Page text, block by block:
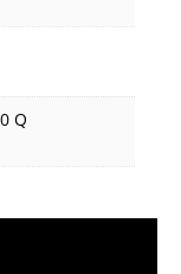
Q